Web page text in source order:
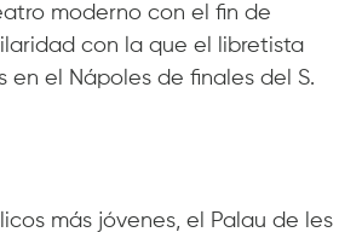
moderno con el fin de
con la que el libretista
el Nápoles de finales del S.
más jóvenes, el Palau de les